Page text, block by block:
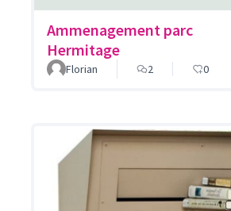
Ammenagement parc
Hermitage
Florian 2 0